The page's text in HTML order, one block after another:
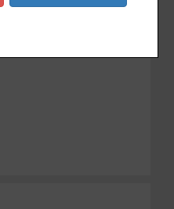
Lokalarkiv